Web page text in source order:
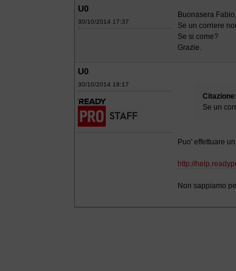
U0
30/10/2014 17:37
Buonasera
Se un corriere
Se si come?
Grazie.
U0
30/10/2014 18:17
Citazione:
Se un
Puo' effettuare
http://
Non sappiamo